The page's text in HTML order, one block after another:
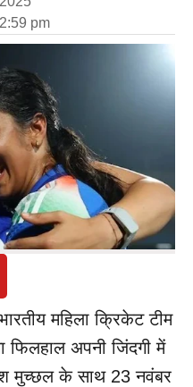
2:59 pm
महिला क्रिकेट टीम
फिलहाल अपनी जिंदगी में
मुच्छल के साथ 23 नवंबर